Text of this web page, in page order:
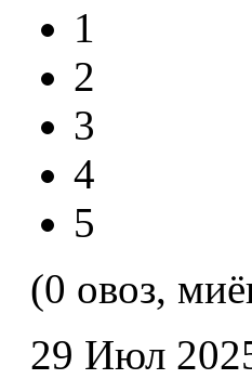
1
2
3
4
5
(0 овоз,
29 Июл